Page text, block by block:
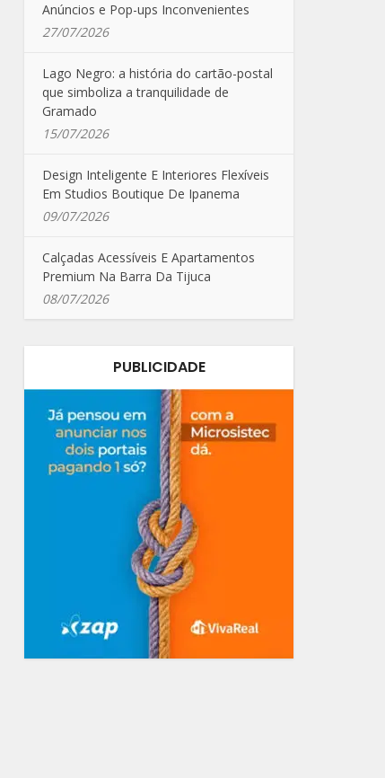
Anúncios e Pop-ups Inconvenientes
27/07/2026
Lago Negro: a história do cartão-postal
que simboliza a tranquilidade de
Gramado
15/07/2026
Design Inteligente E Interiores Flexíveis
Em Studios Boutique De Ipanema
09/07/2026
Calçadas Acessíveis E Apartamentos
Premium Na Barra Da Tijuca
08/07/2026
PUBLICIDADE